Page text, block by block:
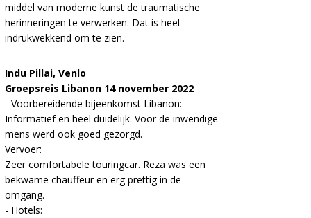
middel van moderne kunst de traumatische
herinneringen te verwerken. Dat is heel
indrukwekkend om te zien.
Indu Pillai, Venlo
Groepsreis Libanon 14 november 2022
- Voorbereidende bijeenkomst Libanon:
Informatief en heel duidelijk. Voor de inwendige
mens werd ook goed gezorgd.
Vervoer:
Zeer comfortabele touringcar. Reza was een
bekwame chauffeur en erg prettig in de
omgang.
- Hotels: